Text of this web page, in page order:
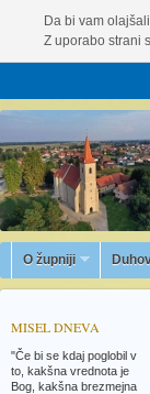
Da bi vam
Z uporabo strani
O župniji
MISEL DNEVA
"Če bi se kdaj poglobil v
to, kakšna vrednota je
Bog, kakšna brezmejna